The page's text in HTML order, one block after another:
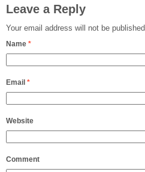
Leave a Reply
Your email address will not be published.
Name *
Email *
Website
Comment